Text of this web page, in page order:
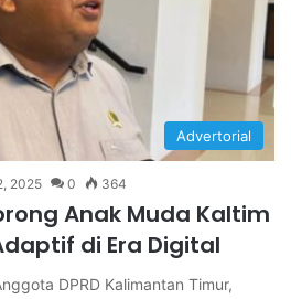
Advertorial
2025 0 364
Anak Muda Kaltim
di Era Digital
DPRD Kalimantan Timur,